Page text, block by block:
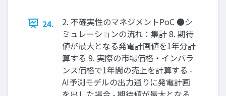
24.
2. 不確実性のマネジメントPoC ●シ
ミュレーションの流れ：集計 8. 期待
値が最⼤となる発電計画値を1年分計
算する 9. 実際の市場価格・インバラ
ンス価格で1年間の売上を計算する -
AI予測モデルの出⼒通りに発電計画